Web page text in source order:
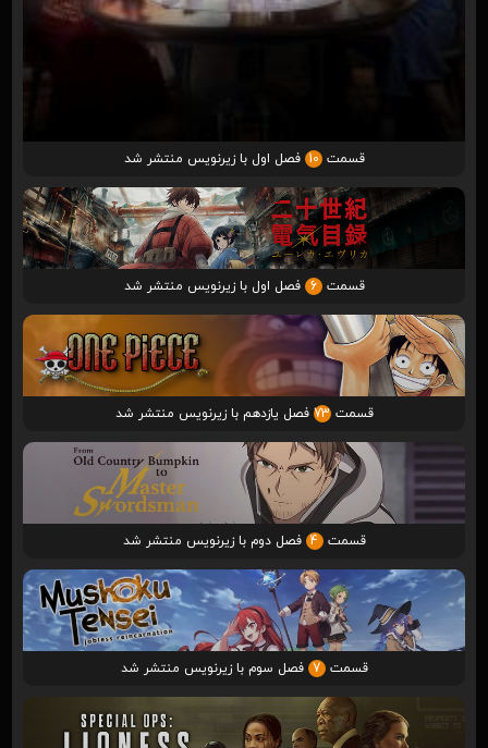
قسمت 10 فصل اول با زیرنویس منتشر شد
قسمت 6 فصل اول با زیرنویس منتشر شد
قسمت73 فصل یازدهم با زیرنویس منتشر شد
قسمت 4 فصل دوم با زیرنویس منتشر شد
قسمت 7 فصل سوم با زیرنویس منتشر شد